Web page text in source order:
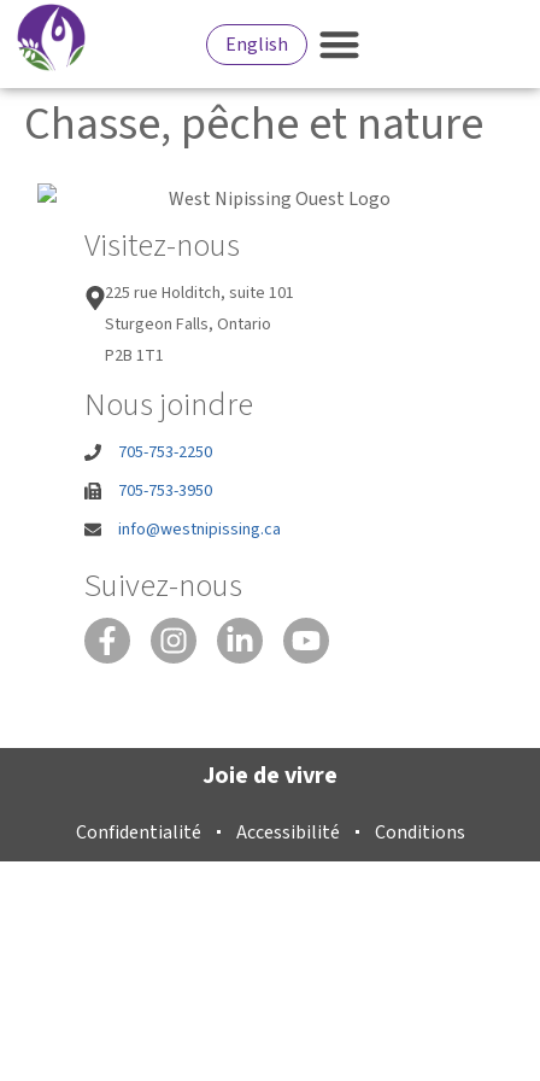
principal
English
Chasse, pêche et nature
Visitez-nous
225 rue Holditch, suite 101
Sturgeon Falls, Ontario
P2B 1T1
Nous joindre
705-753-2250
705-753-3950
info@westnipissing.ca
Suivez-nous
Joie de vivre
Confidentialité Accessibilité Conditions